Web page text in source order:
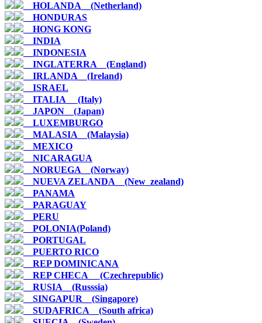
__HOLANDA__(Netherland)
__HONDURAS
__HONG KONG
__INDIA
__INDONESIA
__INGLATERRA__(England)
__IRLANDA__(Ireland)
__ISRAEL
__ITALIA__ (Italy)
__JAPON__(Japan)
__LUXEMBURGO
__MALASIA__(Malaysia)
__MEXICO
__NICARAGUA
__NORUEGA__(Norway)
__NUEVA ZELANDA__(New_zealand)
__PANAMA
__PARAGUAY
__PERU
__POLONIA(Poland)
__PORTUGAL
__PUERTO RICO
__REP DOMINICANA
__REP CHECA__ (Czechrepublic)
__RUSIA__(Russsia)
__SINGAPUR__(Singapore)
__SUDAFRICA__(South africa)